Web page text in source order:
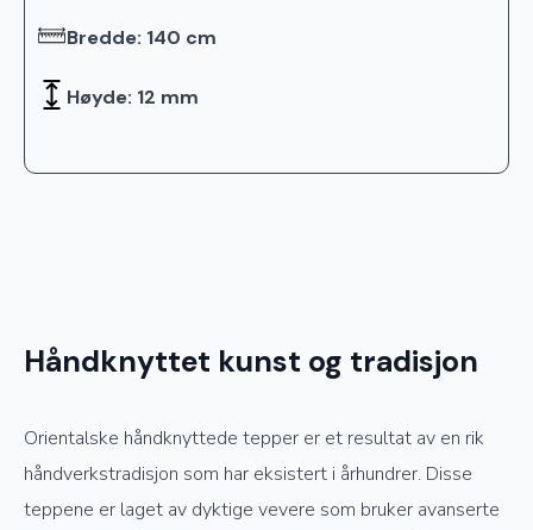
Bredde: 140 cm
Høyde: 12 mm
Håndknyttet kunst og tradisjon
Orientalske håndknyttede tepper er et resultat av en rik
håndverkstradisjon som har eksistert i århundrer. Disse
teppene er laget av dyktige vevere som bruker avanserte